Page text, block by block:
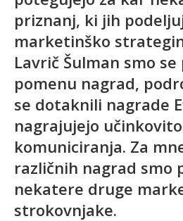
priznanj, ki jih
marketinško
Lavrič Šulman smo
pomenu nagrad,
se dotaknili nagrade
nagrajujejo
komuniciranja. Za
različnih nagrad smo
nekatere druge
strokovnjake.